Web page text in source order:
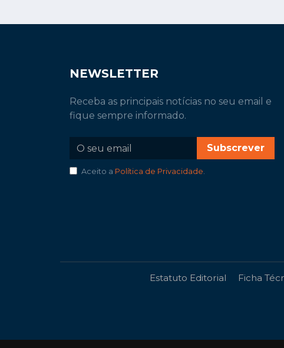
NEWSLETTER
Receba as principais notícias no seu email e
fique sempre informado.
Subscrever
Aceito a Política de Privacidade.
Estatuto Editorial Ficha